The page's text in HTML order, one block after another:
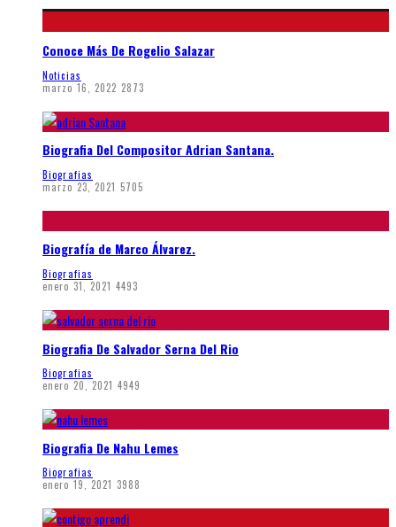
Conoce Más De Rogelio Salazar
Noticias
marzo 16, 2022 2873
Biografia Del Compositor Adrian Santana.
Biografias
marzo 23, 2021 5705
Biografía de Marco Álvarez.
Biografias
enero 31, 2021 4493
Biografia De Salvador Serna Del Rio
Biografias
enero 20, 2021 4949
Biografia De Nahu Lemes
Biografias
enero 19, 2021 3988